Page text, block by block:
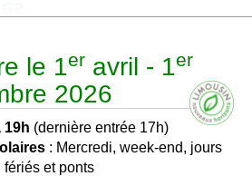
le 1er avril - 1er
2026
19h (dernière entrée 17h)
: Mercredi, week-end, jours
fériés et ponts